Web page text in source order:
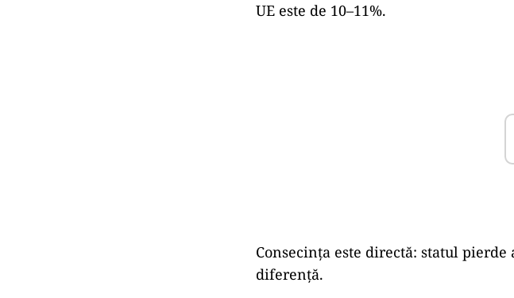
UE este de 10–11%.
Consecința este directă: statul
diferență.